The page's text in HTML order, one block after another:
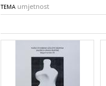
TEMA umjetnost